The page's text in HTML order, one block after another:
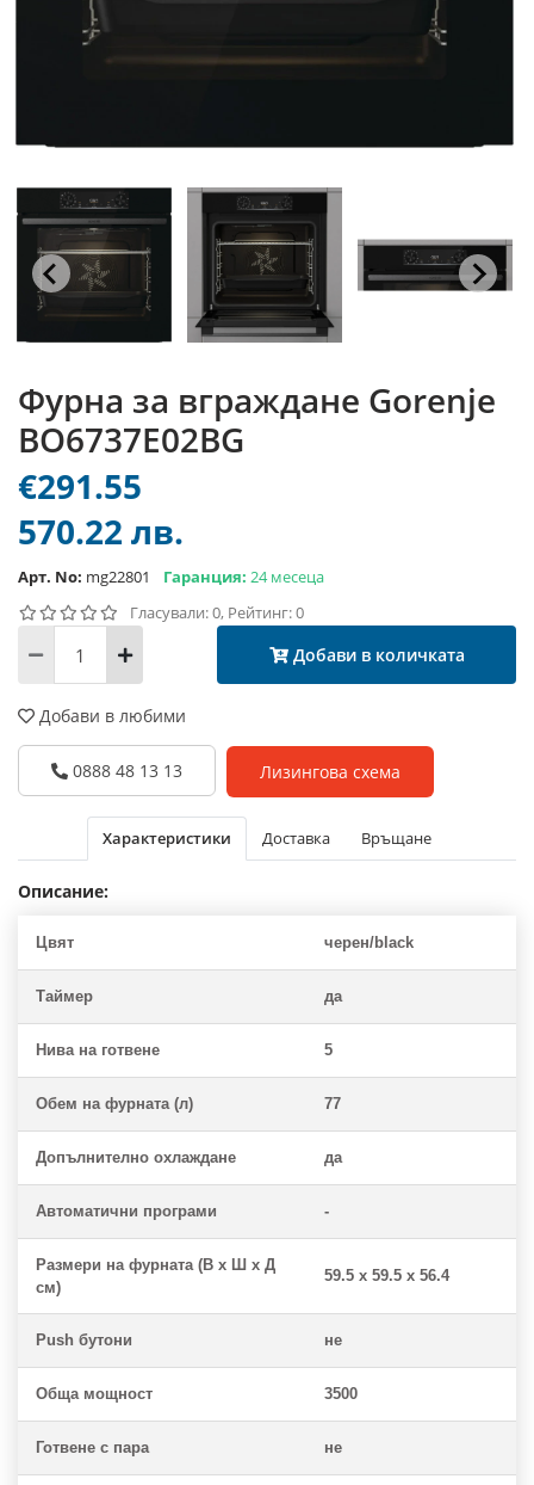
Фурна за вграждане Gorenje
BO6737E02BG
€291.55
570.22 лв.
Арт. No: mg22801 Гаранция: 24 месеца
Гласували: 0, Рейтинг: 0
Добави в количката
Добави в любими
0888 48 13 13 Лизингова схема
Характеристики Доставка Връщане
Описание:
Цвят черен/black
Таймер да
Нива на готвене 5
Обем на фурната (л) 77
Допълнително охлаждане да
Автоматични програми -
Размери на фурната (В x Ш x Д
см)
59.5 x 59.5 x 56.4
Push бутони не
Обща мощност 3500
Готвене с пара не